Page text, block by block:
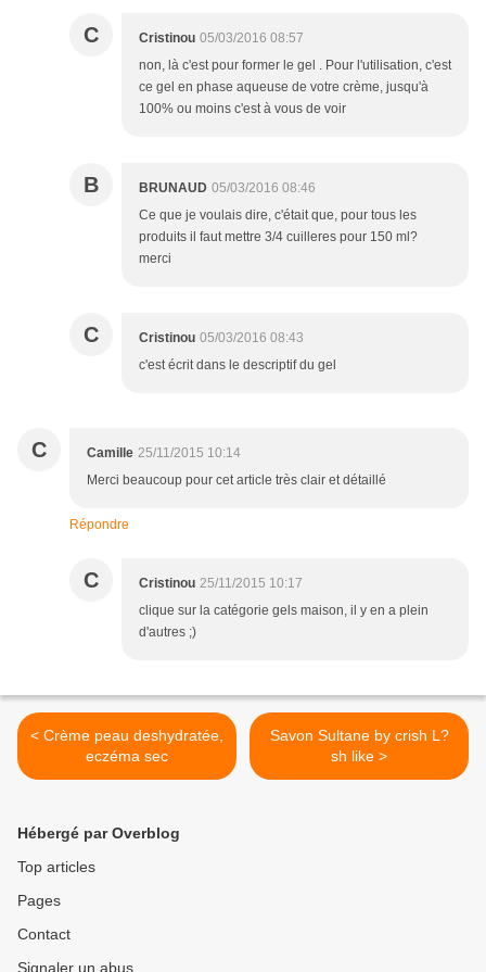
C Cristinou 05/03/2016 08:57
non, là c'est pour former le gel . Pour l'utilisation, c'est
ce gel en phase aqueuse de votre crème, jusqu'à
100% ou moins c'est à vous de voir
B BRUNAUD 05/03/2016 08:46
Ce que je voulais dire, c'était que, pour tous les
produits il faut mettre 3/4 cuilleres pour 150 ml?
merci
C Cristinou 05/03/2016 08:43
c'est écrit dans le descriptif du gel
C Camille 25/11/2015 10:14
Merci beaucoup pour cet article très clair et détaillé
Répondre
C Cristinou 25/11/2015 10:17
clique sur la catégorie gels maison, il y en a plein
d'autres ;)
< Crème peau deshydratée,
eczéma sec
Savon Sultane by crish L?
sh like >
Hébergé par Overblog
Top articles
Pages
Contact
Signaler un abus